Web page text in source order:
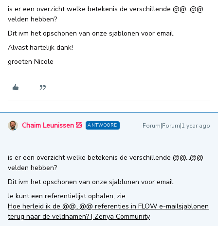
is er een overzicht welke betekenis de verschillende @@...@@
velden hebben?
Dit ivm het opschonen van onze sjablonen voor email.
Alvast hartelijk dank!
groeten Nicole
Chaim Leunissen ANTWOORD Forum|Forum|1 year ago
is er een overzicht welke betekenis de verschillende @@...@@
velden hebben?
Dit ivm het opschonen van onze sjablonen voor email.
Je kunt een referentielijst ophalen, zie
Hoe herleid ik de @@...@@ referenties in FLOW e-mailsjablonen
terug naar de veldnamen? | Zenya Community